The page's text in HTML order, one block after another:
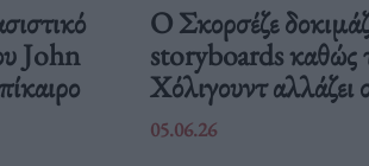
John
Ο Σκορσέζε
storyboards καθώς
Χόλιγουντ αλλάζει
05.06.26